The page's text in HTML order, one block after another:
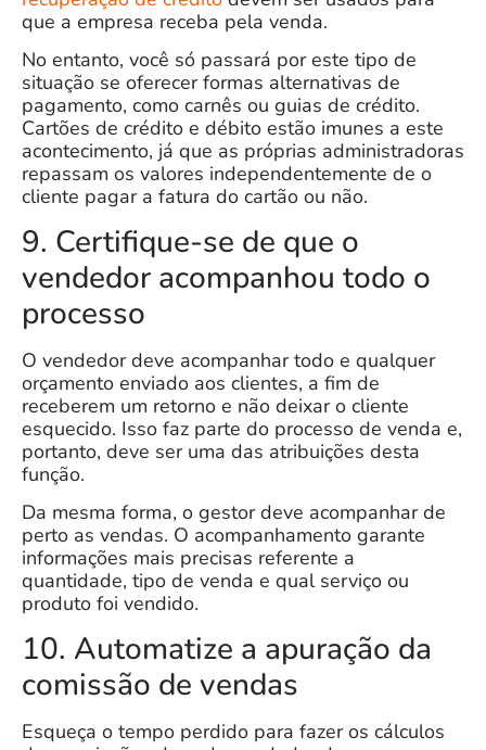
que a empresa receba pela venda.
No entanto, você só passará por este tipo de
situação se oferecer formas alternativas de
pagamento, como carnês ou guias de crédito.
Cartões de crédito e débito estão imunes a este
acontecimento, já que as próprias administradoras
repassam os valores independentemente de o
cliente pagar a fatura do cartão ou não.
9. Certifique-se de que o
vendedor acompanhou todo o
processo
O vendedor deve acompanhar todo e qualquer
orçamento enviado aos clientes, a fim de
receberem um retorno e não deixar o cliente
esquecido. Isso faz parte do processo de venda e,
portanto, deve ser uma das atribuições desta
função.
Da mesma forma, o gestor deve acompanhar de
perto as vendas. O acompanhamento garante
informações mais precisas referente a
quantidade, tipo de venda e qual serviço ou
produto foi vendido.
10. Automatize a apuração da
comissão de vendas
Esqueça o tempo perdido para fazer os cálculos